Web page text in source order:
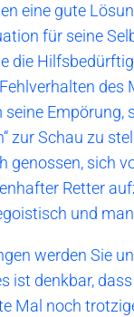
eine gute
für seine
die
des
Empörung,
zur Schau zu
genossen, sich
Retter
und
werden Sie
ist denkbar,
Mal noch